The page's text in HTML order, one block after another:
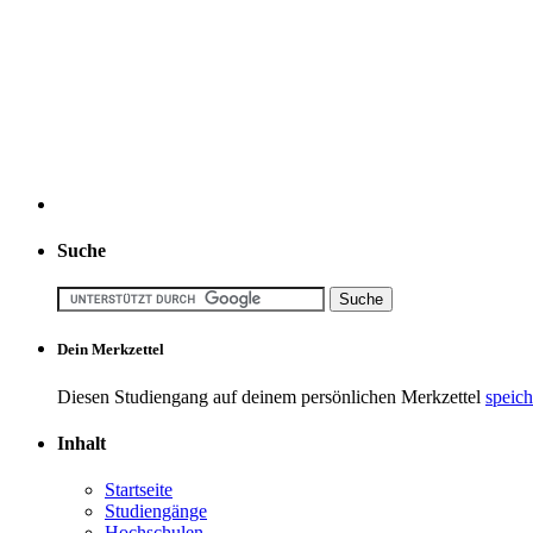
Suche
Dein Merkzettel
Diesen Studiengang auf deinem persönlichen Merkzettel
Inhalt
Startseite
Studiengänge